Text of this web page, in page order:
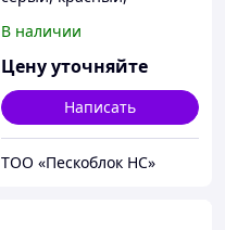
В наличии
Цену уточняйте
Написать
ТОО «Пескоблок НС»